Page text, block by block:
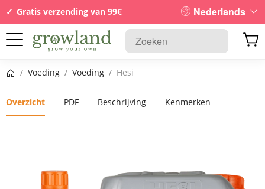
Gratis verzending van 99€ Nederlands
Startpagina
/ Voeding / Voeding / Hesi
Overzicht PDF Beschrijving Kenmerken